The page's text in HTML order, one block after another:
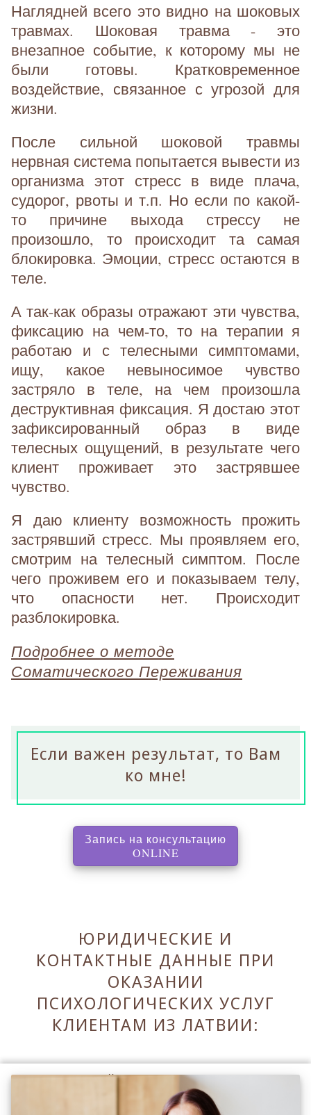
Наглядней всего это видно на шоковых
травмах. Шоковая травма - это
внезапное событие, к которому мы не
были готовы. Кратковременное
воздействие, связанное с угрозой для
жизни.
После сильной шоковой травмы
нервная система попытается вывести из
организма этот стресс в виде плача,
судорог, рвоты и т.п. Но если по какой-
то причине выхода стрессу не
произошло, то происходит та самая
блокировка. Эмоции, стресс остаются в
теле.
А так-как образы отражают эти чувства,
фиксацию на чем-то, то на терапии я
работаю и с телесными симптомами,
ищу, какое невыносимое чувство
застряло в теле, на чем произошла
деструктивная фиксация. Я достаю этот
зафиксированный образ в виде
телесных ощущений, в результате чего
клиент проживает это застрявшее
чувство.
Я даю клиенту возможность прожить
застрявший стресс. Мы проявляем его,
смотрим на телесный симптом. После
чего проживем его и показываем телу,
что опасности нет. Происходит
разблокировка.
Подробнее о методе
Соматического Переживания
Если важен результат, то Вам
ко мне!
Запись на консультацию
ONLINE, перенаправляет на
ЮРИДИЧЕСКИЕ И
КОНТАКТНЫЕ ДАННЫЕ ПРИ
ОКАЗАНИИ
ПСИХОЛОГИЧЕСКИХ УСЛУГ
КЛИЕНТАМ ИЗ ЛАТВИИ:
Оставаясь на сайте Вы принимаете его Правила.
Принять Правила и закрыть ✖